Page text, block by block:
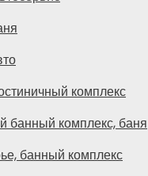
комплекс
банный комплекс, баня
банный комплекс